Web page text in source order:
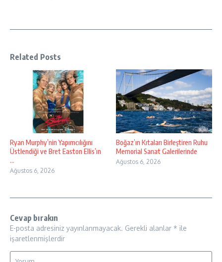
Related Posts
Ryan Murphy’nin Yapımcılığını
Üstlendiği ve Bret Easton Ellis’ın
...
Ağustos 6, 2026
Boğaz’ın Kıtaları Birleştiren Ruhu
Memorial Sanat Galerilerinde
Ağustos 6, 2026
Cevap bırakın
E-posta adresiniz yayınlanmayacak. Gerekli alanlar * ile
işaretlenmişlerdir